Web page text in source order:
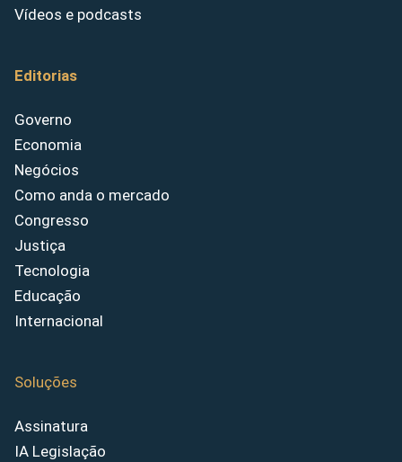
Vídeos e podcasts
Editorias
Governo
Economia
Negócios
Como anda o mercado
Congresso
Justiça
Tecnologia
Educação
Internacional
Soluções
Assinatura
IA Legislação